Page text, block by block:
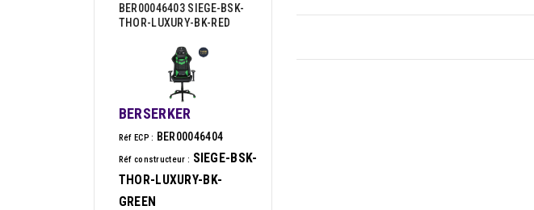
BER00046403 SIEGE-BSK-
THOR-LUXURY-BK-RED
BERSERKER
Réf ECP : BER00046404
Réf constructeur : SIEGE-BSK-
THOR-LUXURY-BK-
GREEN